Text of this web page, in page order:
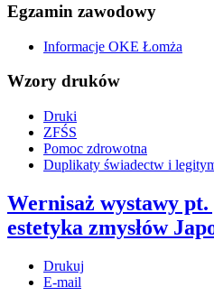
Egzamin zawodowy
Informacje OKE Łomża
Wzory druków
Druki
ZFŚS
Pomoc zdrowotna
Duplikaty świadectw i
Wernisaż wystawy
estetyka zmysłów
Drukuj
E-mail